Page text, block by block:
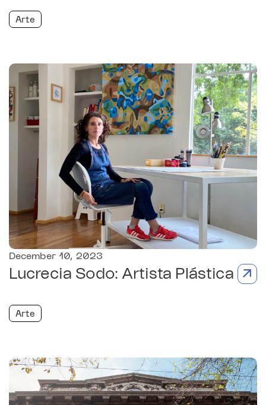
Arte
December 10, 2023
Lucrecia Sodo: Artista Plástica
Arte